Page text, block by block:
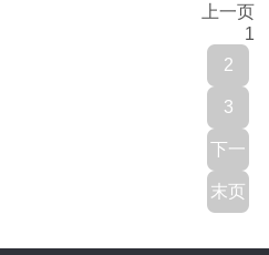
上一页
1
2
3
下一
页
末页